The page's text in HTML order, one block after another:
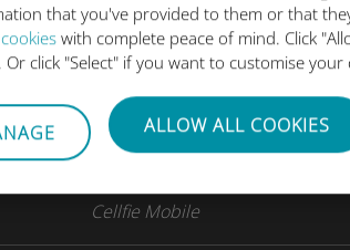
that you've provided to them or that
with complete peace of mind. Click
click "Select" if you want to customise
ALLOW ALL COOKIES
Free Mobile
Orange
SFR
Sure Telecom
Cellfie Mobile